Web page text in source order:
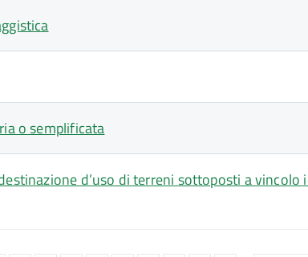
o semplificata
d’uso di terreni sottoposti a vincolo